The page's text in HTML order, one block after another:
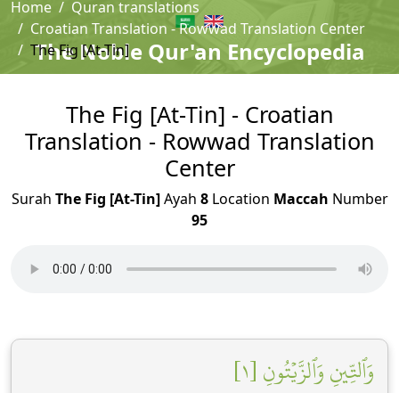
The Noble Qur'an Encyclopedia
Home
Quran translations
Croatian Translation - Rowwad Translation Center
The Fig [At-Tin]
The Fig [At-Tin] - Croatian
Translation - Rowwad Translation
Center
Surah The Fig [At-Tin]Ayah 8Location Maccah Number
95
وَٱلتِّينِ وَٱلزَّيۡتُونِ [١]